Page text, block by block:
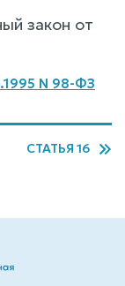
закон от
N 98-ФЗ
СТАТЬЯ 16